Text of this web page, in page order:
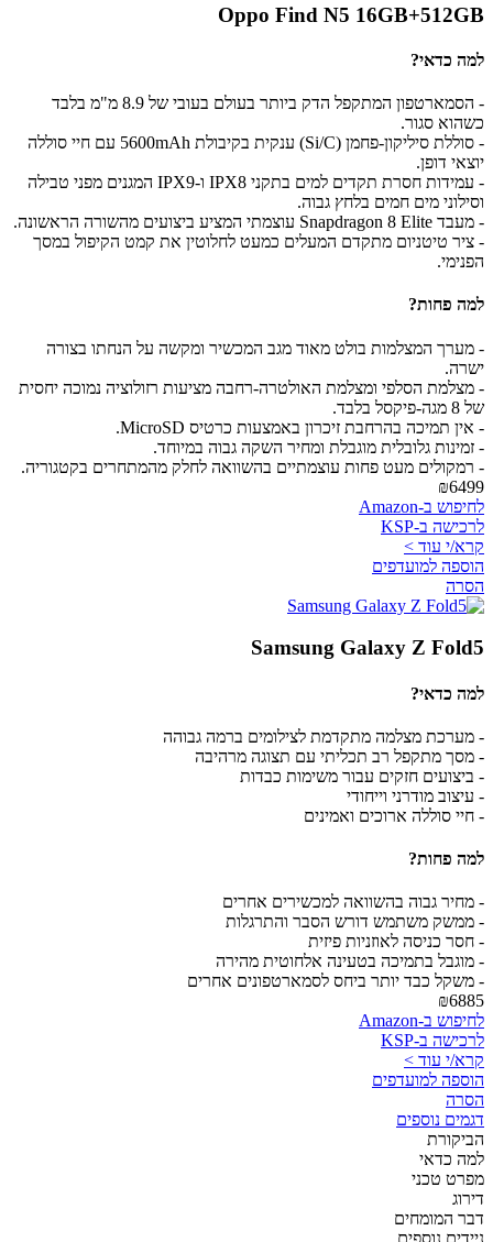
Oppo Find N5 16GB+512GB
למה כדאי?
- הסמארטפון המתקפל הדק ביותר בעולם בעובי של 8.9 מ"מ בלבד
כשהוא סגור.
- סוללת סיליקון-פחמן (Si/C) ענקית בקיבולת 5600mAh עם חיי סוללה
יוצאי דופן.
- עמידות חסרת תקדים למים בתקני IPX8 ו-IPX9 המגנים מפני טבילה
וסילוני מים חמים בלחץ גבוה.
- מעבד Snapdragon 8 Elite עוצמתי המציע ביצועים מהשורה הראשונה.
- ציר טיטניום מתקדם המעלים כמעט לחלוטין את קמט הקיפול במסך
הפנימי.
למה פחות?
- מערך המצלמות בולט מאוד מגב המכשיר ומקשה על הנחתו בצורה
ישרה.
- מצלמת הסלפי ומצלמת האולטרה-רחבה מציעות רזולוציה נמוכה יחסית
של 8 מגה-פיקסל בלבד.
- אין תמיכה בהרחבת זיכרון באמצעות כרטיס MicroSD.
- זמינות גלובלית מוגבלת ומחיר השקה גבוה במיוחד.
- רמקולים מעט פחות עוצמתיים בהשוואה לחלק מהמתחרים בקטגוריה.
₪6499
לחיפוש ב-Amazon
לרכישה ב-KSP
קרא/י עוד >
הוספה למועדפים
הסרה
Samsung Galaxy Z Fold5
למה כדאי?
- מערכת מצלמה מתקדמת לצילומים ברמה גבוהה
- מסך מתקפל רב תכליתי עם תצוגה מרהיבה
- ביצועים חזקים עבור משימות כבדות
- עיצוב מודרני וייחודי
- חיי סוללה ארוכים ואמינים
למה פחות?
- מחיר גבוה בהשוואה למכשירים אחרים
- ממשק משתמש דורש הסבר והתרגלות
- חסר כניסה לאוזניות פיזית
- מוגבל בתמיכה בטעינה אלחוטית מהירה
- משקל כבד יותר ביחס לסמארטפונים אחרים
₪6885
לחיפוש ב-Amazon
לרכישה ב-KSP
קרא/י עוד >
הוספה למועדפים
הסרה
דגמים נוספים
הביקורת
למה כדאי
מפרט טכני
דירוג
דבר המומחים